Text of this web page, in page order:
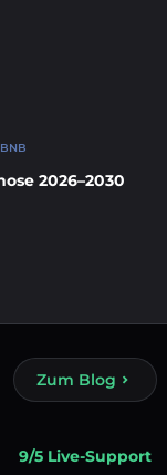
2026–2030
Zum Blog
9/5 Live-Support